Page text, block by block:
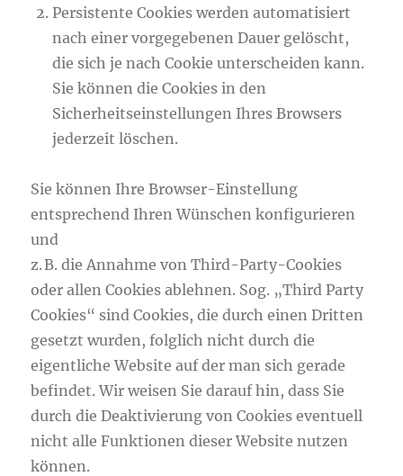
Persistente Cookies werden automatisiert
nach einer vorgegebenen Dauer gelöscht,
die sich je nach Cookie unterscheiden kann.
Sie können die Cookies in den
Sicherheitseinstellungen Ihres Browsers
jederzeit löschen.
Sie können Ihre Browser-Einstellung
entsprechend Ihren Wünschen konfigurieren
und
z. B. die Annahme von Third-Party-Cookies
oder allen Cookies ablehnen. Sog. „Third Party
Cookies“ sind Cookies, die durch einen Dritten
gesetzt wurden, folglich nicht durch die
eigentliche Website auf der man sich gerade
befindet. Wir weisen Sie darauf hin, dass Sie
durch die Deaktivierung von Cookies eventuell
nicht alle Funktionen dieser Website nutzen
können.